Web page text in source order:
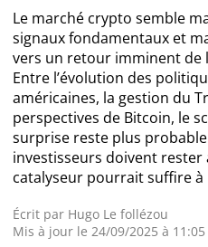
Actualité NFT
Actualité
Actualité IA
Guides
Le marché crypto semble
signaux fondamentaux et
vers un retour imminent de
Entre l’évolution des
américaines, la gestion du
perspectives de Bitcoin, le
surprise reste plus probable
investisseurs doivent
catalyseur pourrait suffire à
Écrit par Hugo Le follézou
Mis à jour le 24/09/2025 à